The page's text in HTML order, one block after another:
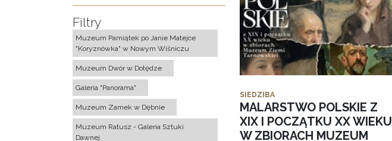
Filtry
Muzeum Pamiątek po Janie Matejce
"Koryznówka" w Nowym Wiśniczu
Muzeum Dwór w Dołędze
Galeria "Panorama"
Muzeum Zamek w Dębnie
Muzeum Ratusz - Galeria Sztuki
Dawnej
SIEDZIBA
MALARSTWO POLSKIE Z
XIX I POCZĄTKU XX WIEKU
W ZBIORACH MUZEUM